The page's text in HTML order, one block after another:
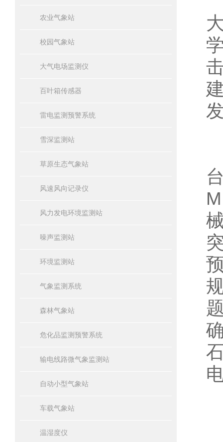
农业气象站
校园气象站
大气电场监测仪
百叶箱传感器
雷电监测预警系统
雪深监测站
草原生态气象站
风速风向记录仪
风力发电环境监测站
噪声监测站
环境监测站
气象监测系统
森林气象站
危化品监测预警系统
输电线路微气象监测站
自动小型气象站
车载气象站
温湿度仪